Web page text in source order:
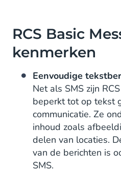
RCS Basic
kenmerken
Eenvoudige
Net als SMS zijn
beperkt tot op tekst
communicatie. Ze
inhoud zoals
delen van locaties.
van de berichten is
SMS.